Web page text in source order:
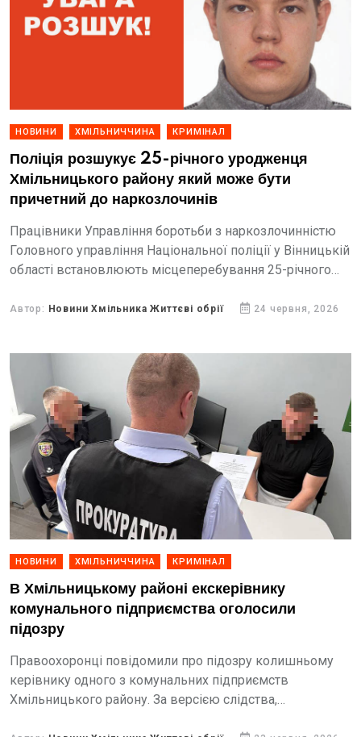
НОВИНИ ХМІЛЬНИЧЧИНА КРИМІНАЛ
Поліція розшукує 25-річного уродженця
Хмільницького району який може бути
причетний до наркозлочинів
Працівники Управління боротьби з наркозлочинністю
Головного управління Національної поліції у Вінницькій
області встановлюють місцеперебування 25-річного
Автор: Новини Хмільника Життєві обрії 24 червня, 2026
НОВИНИ ХМІЛЬНИЧЧИНА КРИМІНАЛ
В Хмільницькому районі екскерівнику
комунального підприємства оголосили
підозру
Правоохоронці повідомили про підозру колишньому
керівнику одного з комунальних підприємств
Хмільницького району. За версією слідства,